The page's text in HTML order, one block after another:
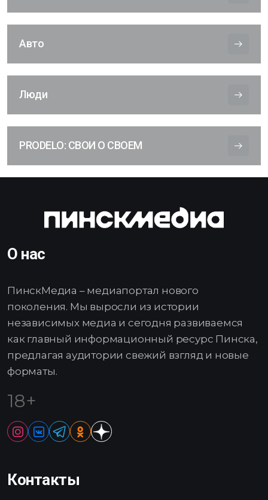
Авто
Люди
PRODELO: СВОИ О СВОЕМ
О нас
ПинскМедиа – медиапортал нового
поколения. Мы выросли из истории
независимых медиа и сегодня развиваемся
как главный информационный ресурс Пинска,
предлагая аудитории свежий взгляд и новые
форматы.
18+
Контакты